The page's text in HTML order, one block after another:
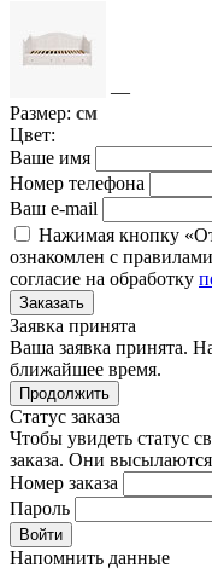
—
Размер: см
Цвет:
Ваше имя
Номер телефона
Ваш e-mail
Нажимая кнопку
ознакомлен с правилами
согласие на обработку
Заказать
Заявка принята
Ваша заявка принята.
ближайшее время.
Продолжить
Статус заказа
Чтобы увидеть статус
заказа. Они
Номер заказа
Пароль
Войти
Напомнить данные